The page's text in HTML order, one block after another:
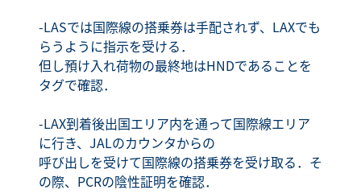
-LASでは国際線の搭乗券は手配されず、LAXでも
らうように指示を受ける．
但し預け入れ荷物の最終地はHNDであることを
タグで確認．
-LAX到着後出国エリア内を通って国際線エリア
に行き、JALのカウンタからの
呼び出しを受けて国際線の搭乗券を受け取る．そ
の際、PCRの陰性証明を確認．